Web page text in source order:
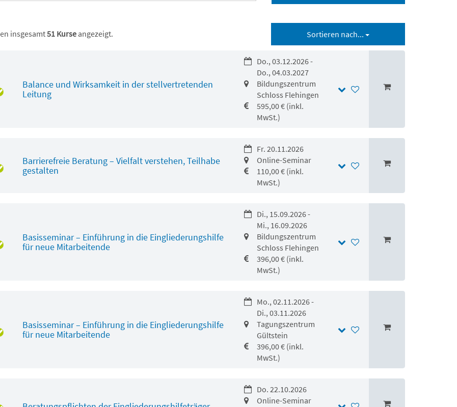
insgesamt51 Kurseangezeigt. Sortieren nach...
Balance und Wirksamkeit in der stellvertretenden
Leitung
Do., 03.12.2026 -
Do., 04.03.2027
Bildungszentrum
Schloss Flehingen
595,00 € (inkl.
MwSt.)
Barrierefreie Beratung – Vielfalt verstehen, Teilhabe
gestalten
Fr. 20.11.2026
Online-Seminar
110,00 € (inkl.
MwSt.)
Basisseminar – Einführung in die Eingliederungshilfe
für neue Mitarbeitende
Di., 15.09.2026 -
Mi., 16.09.2026
Bildungszentrum
Schloss Flehingen
396,00 € (inkl.
MwSt.)
Basisseminar – Einführung in die Eingliederungshilfe
für neue Mitarbeitende
Mo., 02.11.2026 -
Di., 03.11.2026
Tagungszentrum
Gültstein
396,00 € (inkl.
MwSt.)
Do. 22.10.2026
Online-Seminar